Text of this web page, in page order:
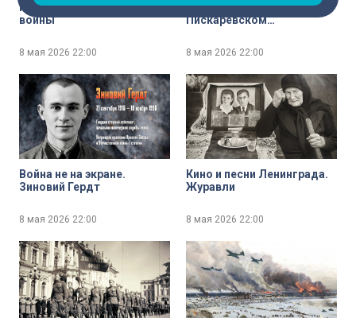
музыки вдвойне». Песни
войны
8 мая 2026 22:00
церемония на
Пискаревском
8 мая 2026 22:00
Война не на экране.
Зиновий Гердт
8 мая 2026 22:00
Кино и песни Ленинграда.
Журавли
8 мая 2026 22:00